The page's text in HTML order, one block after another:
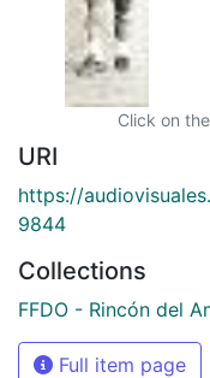
Click on
URI
https://
9844
Collections
FFDO - Rincón del
Full item page